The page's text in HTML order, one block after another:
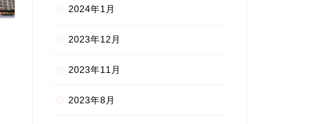
2024年1月
2023年12月
2023年11月
2023年8月